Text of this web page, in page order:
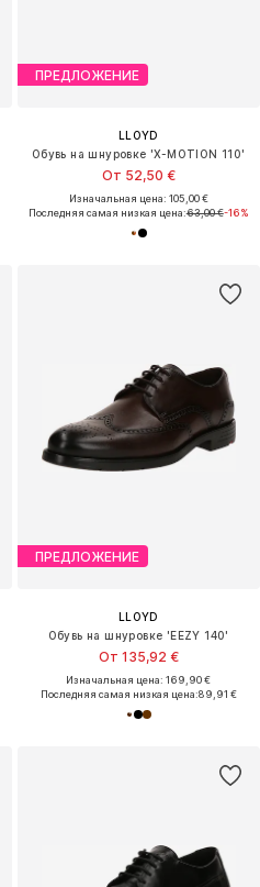
ПРЕДЛОЖЕНИЕ
LLOYD
Обувь на шнуровке 'X-MOTION 110'
От 52,50 €
Изначальная цена: 105,00 €
Последняя самая низкая цена:63,00 €-16%
ПРЕДЛОЖЕНИЕ
LLOYD
Обувь на шнуровке 'EEZY 140'
От 135,92 €
Изначальная цена: 169,90 €
Последняя самая низкая цена:89,91 €